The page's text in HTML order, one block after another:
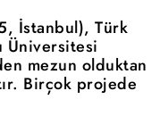
İstanbul), Türk
Üniversitesi
mezun olduktan
Birçok projede